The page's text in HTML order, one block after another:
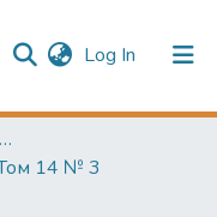
Log In (current)
information
Архів матеріалів науково-періодичні видання ОНТУ (ONUT periodicals achive)
14 № 3